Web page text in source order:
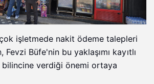
işletmede nakit ödeme talepleri
Büfe'nin bu yaklaşımı kayıtlı
verdiği önemi ortaya